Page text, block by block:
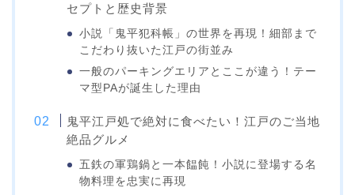
セプトと歴史背景
小説「鬼平犯科帳」の世界を再現！細部まで
こだわり抜いた江戸の街並み
一般のパーキングエリアとここが違う！テー
マ型PAが誕生した理由
鬼平江戸処で絶対に食べたい！江戸のご当地
絶品グルメ
五鉄の軍鶏鍋と一本饂飩！小説に登場する名
物料理を忠実に再現